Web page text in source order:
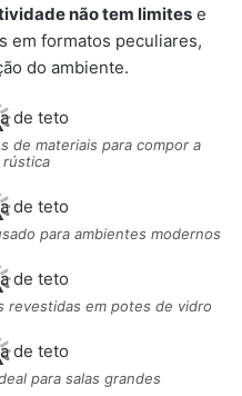
não tem limites e
em formatos peculiares,
do ambiente.
de materiais para compor a
rústica
para ambientes modernos
revestidas em potes de vidro
para salas grandes